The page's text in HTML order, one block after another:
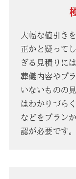
大幅な値引き
正かと疑って
ぎる見積りに
葬儀内容やプ
いないものの
はわかりづら
などをプラン
認が必要です。